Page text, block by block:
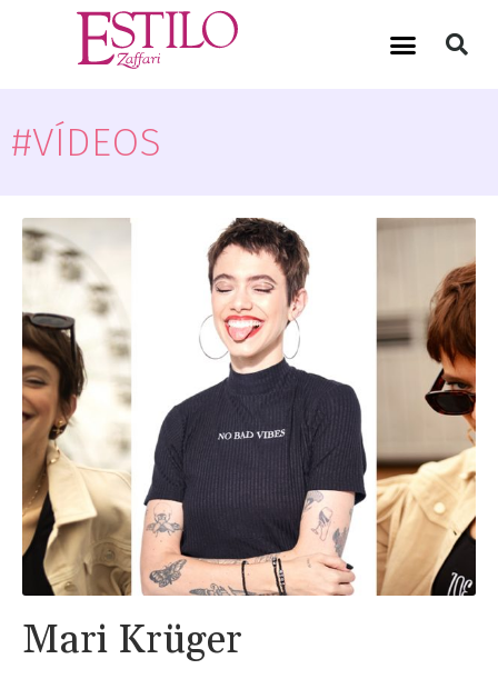
#VÍDEOS
Mari Krüger